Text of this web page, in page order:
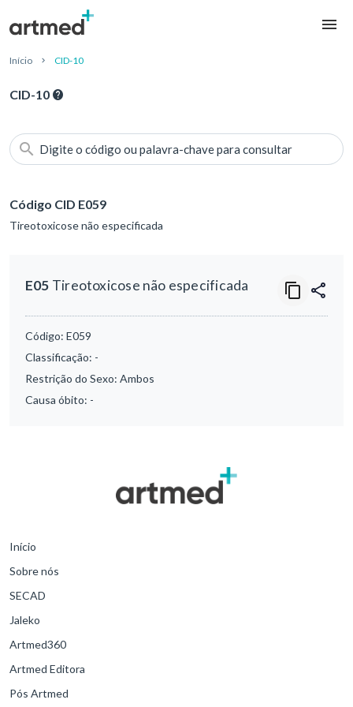
Início CID-10
CID-10
Digite o código ou palavra-chave para consultar
Código CID E059
Tireotoxicose não especificada
E05 Tireotoxicose não especificada
Código: E059
Classificação: -
Restrição do Sexo: Ambos
Causa óbito: -
Início
Sobre nós
SECAD
Jaleko
Artmed360
Artmed Editora
Pós Artmed